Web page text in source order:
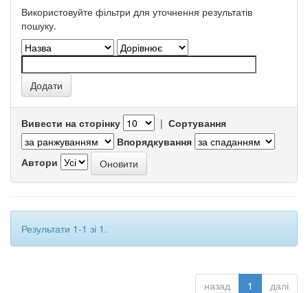
Використовуйте фільтри для уточнення результатів
пошуку.
Вивести на сторінку | Сортування
Впорядкування
Автори
Результати 1-1 зі 1.
назад 1 далі